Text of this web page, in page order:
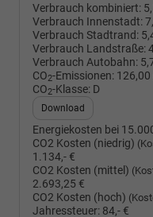
Verbrauch kombiniert:
Verbrauch Innenstadt:
Verbrauch Stadtrand:
Verbrauch Landstraße:
Verbrauch Autobahn:
CO2-Emissionen:
CO2-Klasse: D
Download
Energiekosten bei
CO2 Kosten (niedrig)
1.134,- €
CO2 Kosten (mittel)
2.693,25 €
CO2 Kosten (hoch)
Jahressteuer: 84,- €